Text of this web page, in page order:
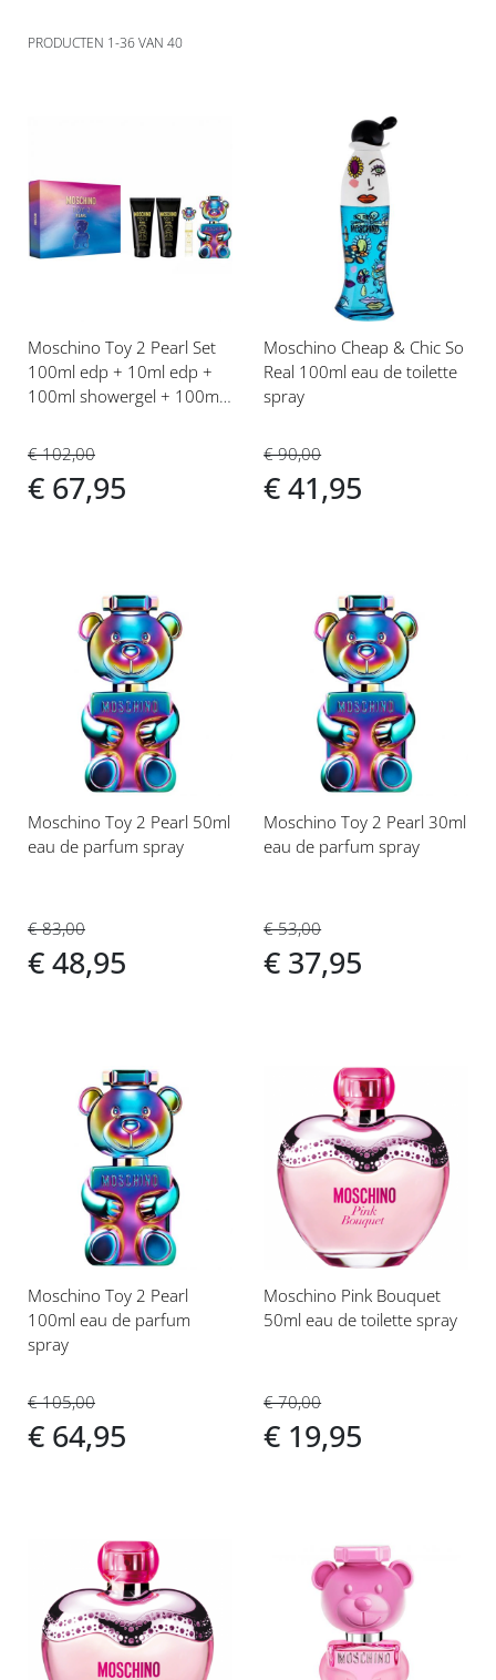
PRODUCTEN 1-36VAN 40
toe
aan
verlanglijst
Moschino Toy 2 Pearl Set
100ml edp + 10ml edp +
100ml showergel + 100ml
€ 102,00
€ 67,95
verlanglijst
Moschino Cheap & Chic So
Real 100ml eau de toilette
spray
€ 90,00
€ 41,95
Voeg
verlanglijst
Moschino Toy 2 Pearl 50ml
eau de parfum spray
€ 83,00
€ 48,95
Voeg
verlanglijst
Moschino Toy 2 Pearl 30ml
eau de parfum spray
€ 53,00
€ 37,95
Voeg
verlanglijst
Moschino Toy 2 Pearl
100ml eau de parfum
spray
€ 105,00
€ 64,95
Voeg
toe
aan
verlanglijst
Moschino Pink Bouquet
50ml eau de toilette spray
€ 70,00
€ 19,95
Voeg
toe
aan
verlanglijst
Voeg
verlanglijst